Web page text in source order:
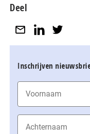
Deel
Inschrijven